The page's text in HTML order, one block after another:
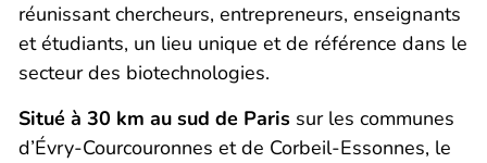
réunissant chercheurs, entrepreneurs, enseignants
et étudiants, un lieu unique et de référence dans le
secteur des biotechnologies.
Situé à 30 km au sud de Paris sur les communes
d’Évry-Courcouronnes et de Corbeil-Essonnes, le